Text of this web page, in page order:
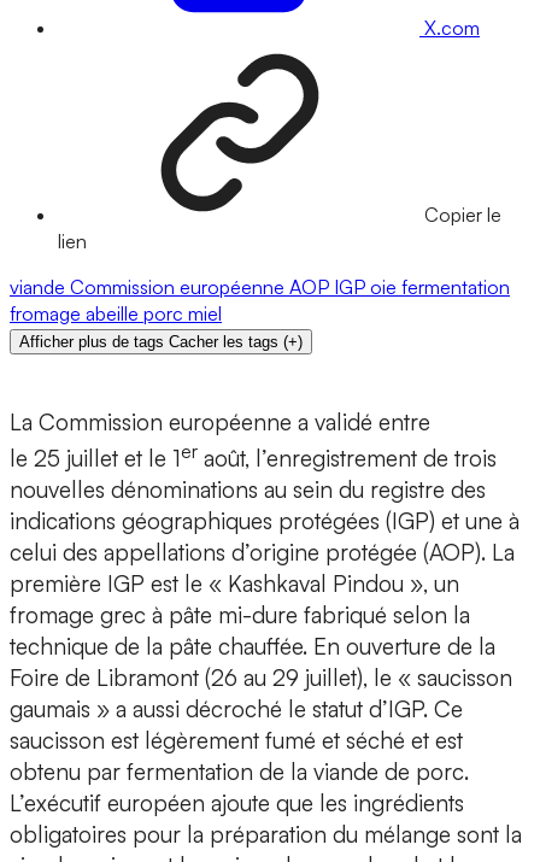
X.com
Copier le
lien
viande Commission européenne AOP IGP oie fermentation
fromage abeille porc miel
Afficher plus de tags Cacher les tags (+)
La Commission européenne a validé entre
le 25 juillet et le 1er août, l’enregistrement de trois
nouvelles dénominations au sein du registre des
indications géographiques protégées (IGP) et une à
celui des appellations d’origine protégée (AOP). La
première IGP est le « Kashkaval Pindou », un
fromage grec à pâte mi-dure fabriqué selon la
technique de la pâte chauffée. En ouverture de la
Foire de Libramont (26 au 29 juillet), le « saucisson
gaumais » a aussi décroché le statut d’IGP. Ce
saucisson est légèrement fumé et séché et est
obtenu par fermentation de la viande de porc.
L’exécutif européen ajoute que les ingrédients
obligatoires pour la préparation du mélange sont la